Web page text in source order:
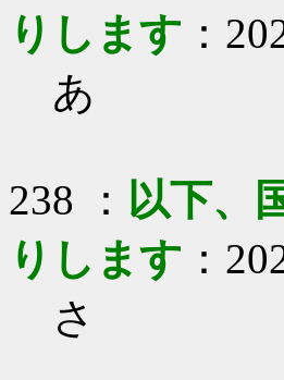
りします ：
あ
238 ： 以下、
りします ：
さ